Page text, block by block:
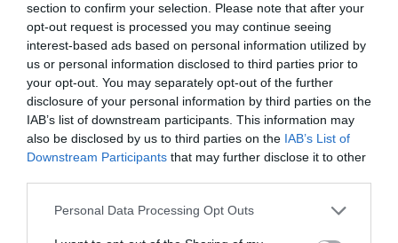
section to confirm your selection. Please note that after your
opt-out request is processed you may continue seeing
interest-based ads based on personal information utilized by
us or personal information disclosed to third parties prior to
your opt-out. You may separately opt-out of the further
disclosure of your personal information by third parties on the
IAB’s list of downstream participants. This information may
also be disclosed by us to third parties on the IAB’s List of
Downstream Participants that may further disclose it to other
Please note that this website/app uses one or more Google
Personal Data Processing Opt Outs
nálunk más oltóanyagokat is használnak (a
kínai Sinopharmot és az orosz Szputnyik V-t).
Ne maradjon le a legfrissebb hírekről, kövessen
bennünket az EGRI ÜGYEK Google Hírek oldalán!